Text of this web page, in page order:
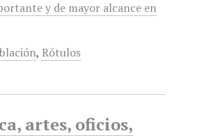
y de mayor alcance en
, Rótulos
artes, oficios,